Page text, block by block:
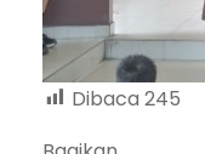
Dibaca 245